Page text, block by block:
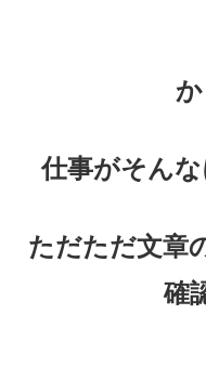
仕事がそん
ただただ文章
確